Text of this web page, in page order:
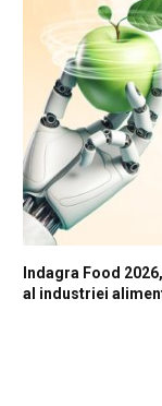
Indagra Food
al industriei